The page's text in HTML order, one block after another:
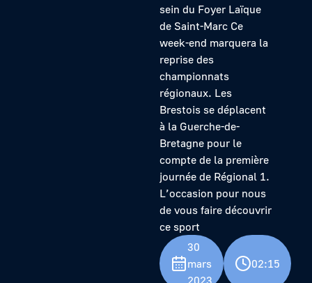
sein du Foyer Laïque
de Saint-Marc Ce
week-end marquera la
reprise des
championnats
régionaux. Les
Brestois se déplacent
à la Guerche-de-
Bretagne pour le
compte de la première
journée de Régional 1.
L’occasion pour nous
de vous faire découvrir
ce sport
30
mars
2023
02:15